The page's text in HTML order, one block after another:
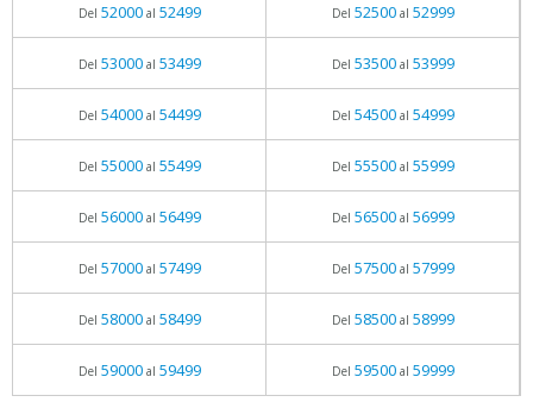
Del 52000al 52499 Del 52500al 52999
Del 53000al 53499 Del 53500al 53999
Del 54000al 54499 Del 54500al 54999
Del 55000al 55499 Del 55500al 55999
Del 56000al 56499 Del 56500al 56999
Del 57000al 57499 Del 57500al 57999
Del 58000al 58499 Del 58500al 58999
Del 59000al 59499 Del 59500al 59999